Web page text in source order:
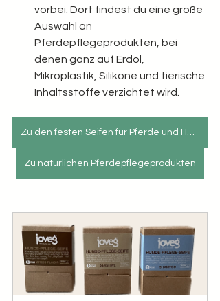
vorbei. Dort findest du eine große
Auswahl an
Pferdepflegeprodukten, bei
denen ganz auf Erdöl,
Mikroplastik, Silikone und tierische
Inhaltsstoffe verzichtet wird.
Zu den festen Seifen für Pferde und Hunde
Zu natürlichen Pferdepflegeprodukten